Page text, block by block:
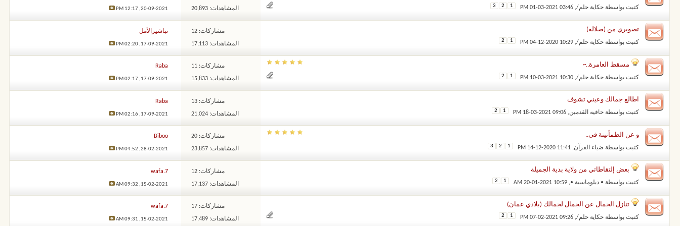
كتبت بواسطة حكاية حلم/‏, 01-03-2021 03:46 PM
1
2
3
المشاهدات: 20,893 20-09-2021,
12:17 PM
تصويري من (صلالة)
كتبت بواسطة حكاية حلم/‏, 04-12-2020 10:29 PM
1
2
مشاركات: 12
المشاهدات: 17,113
تباشيرالأمل
17-09-2021,
02:20 PM
مسقط العامرة..~
كتبت بواسطة حكاية حلم/‏, 10-03-2021 10:30 PM
1
2
مشاركات: 11
المشاهدات: 15,833
Raba
17-09-2021,
02:17 PM
اطالع جمالك وعيني تشوف
كتبت بواسطة حافيه القدمين‏, 18-03-2021 09:06 PM
1
2
مشاركات: 13
المشاهدات: 21,024
Raba
17-09-2021,
02:16 PM
و عن الطمأنينة في..
كتبت بواسطة ضياء القرآن‏, 14-12-2020 11:41 PM
1
2
3
مشاركات: 20
المشاهدات: 23,857
Biboo
28-02-2021,
04:52 PM
بعض إلتقاطاتي من ولاية بدية الجميلة
كتبت بواسطة • دبلوماسية •‏, 20-01-2021 10:59 AM
1
2
مشاركات: 12
المشاهدات: 17,137
wafa.7
15-02-2021,
09:32 AM
تنازل الجمال عن الجمال لجمالك (بلادي عمان)
كتبت بواسطة حكاية حلم/‏, 07-02-2021 09:26 PM
1
2
مشاركات: 17
المشاهدات: 17,489
wafa.7
15-02-2021,
09:31 AM